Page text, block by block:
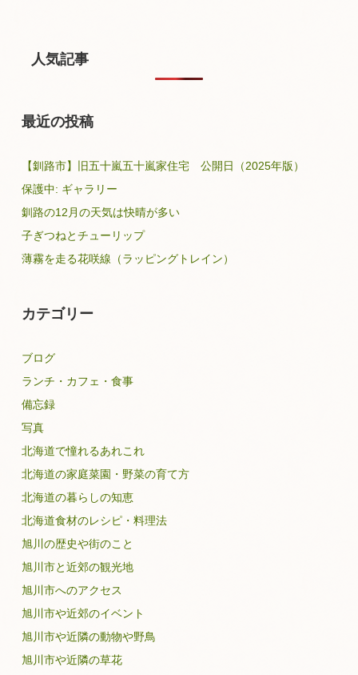
人気記事
最近の投稿
【釧路市】旧五十嵐五十嵐家住宅 公開日（2025年版）
保護中: ギャラリー
釧路の12月の天気は快晴が多い
子ぎつねとチューリップ
薄霧を走る花咲線（ラッピングトレイン）
カテゴリー
ブログ
ランチ・カフェ・食事
備忘録
写真
北海道で憧れるあれこれ
北海道の家庭菜園・野菜の育て方
北海道の暮らしの知恵
北海道食材のレシピ・料理法
旭川の歴史や街のこと
旭川市と近郊の観光地
旭川市へのアクセス
旭川市や近郊のイベント
旭川市や近隣の動物や野鳥
旭川市や近隣の草花